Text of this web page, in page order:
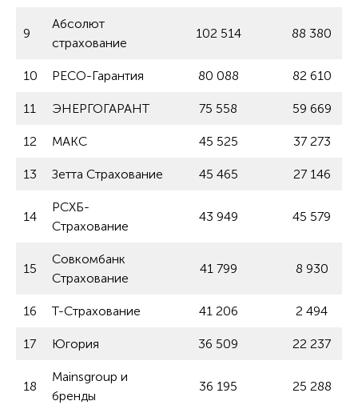
9
Абсолют
страхование
102 514 88 380
10 РЕСО-Гарантия 80 088 82 610
11 ЭНЕРГОГАРАНТ 75 558 59 669
12 МАКС 45 525 37 273
13 Зетта Страхование 45 465 27 146
14
РСХБ-
Страхование
43 949 45 579
15
Совкомбанк
Страхование
41 799 8 930
16 Т-Страхование 41 206 2 494
17 Югория 36 509 22 237
18
Mainsgroup и
бренды
36 195 25 288